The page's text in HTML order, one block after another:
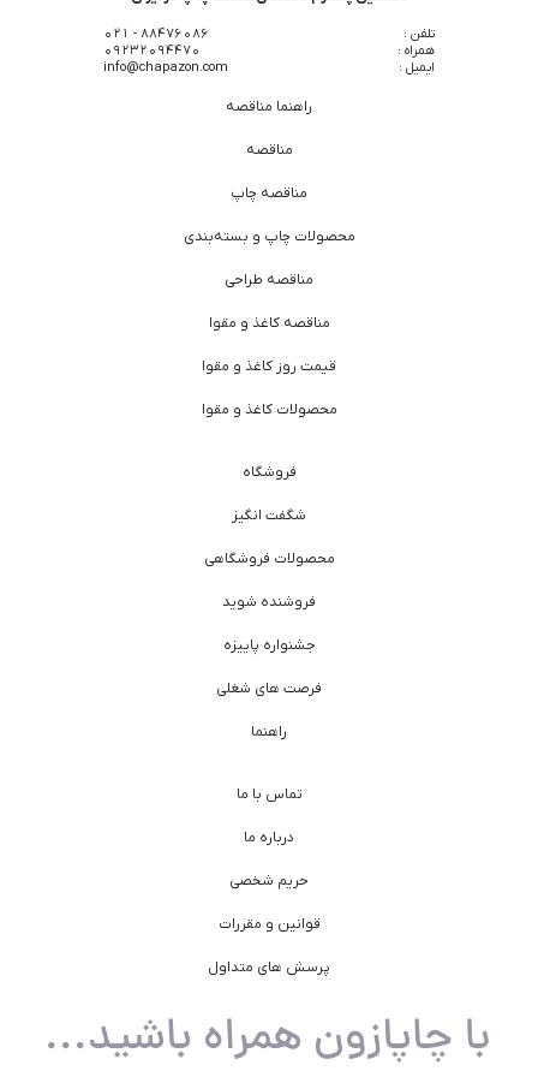
تلفن :
88476086 - 021
همراه :
09232094470
ایمیل :
info@chapazon.com
راهنما مناقصه
مناقصه
مناقصه چاپ
محصولات چاپ و بسته‌بندی
مناقصه طراحی
مناقصه کاغذ و مقوا
قیمت روز کاغذ و مقوا
محصولات کاغذ و مقوا
فروشگاه
شگفت انگیز
محصولات فروشگاهی
فروشنده شوید
جشنواره پاییزه
فرصت های شغلی
راهنما
تماس با ما
درباره ما
حریم شخصی
قوانین و مقررات
پرسش های متداول